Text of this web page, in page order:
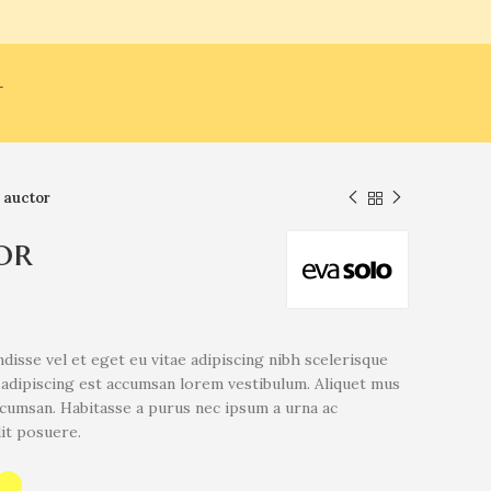
auctor
vel et eget eu vitae adipiscing nibh scelerisque
est accumsan lorem vestibulum. Aliquet mus
Habitasse a purus nec ipsum a urna ac
posuere.